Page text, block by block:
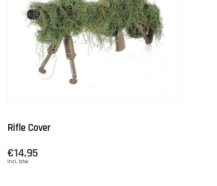
Rifle Cover
€14,95
Incl. btw